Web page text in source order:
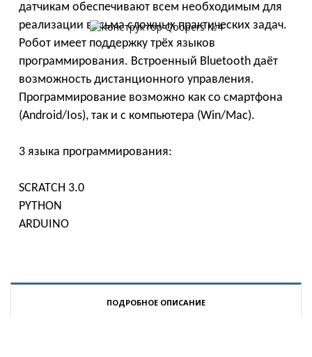
датчикам обеспечивают всем необходимым для
реализации весьма сложных практических задач.
Робот имеет поддержку трёх языков
программирования. Встроенный Bluetooth даёт
возможность дистанционного управления.
Программирование возможно как со смартфона
(Android/Ios), так и с компьютера (Win/Mac).
3 языка программирования:
SCRATCH 3.0
PYTHON
ARDUINO
ПОДРОБНОЕ ОПИСАНИЕ